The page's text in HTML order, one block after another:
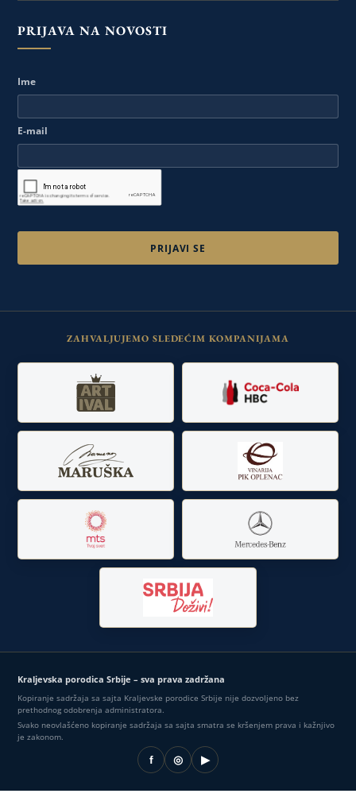
PRIJAVA NA NOVOSTI
Ime
E-mail
ZAHVALJUJEMO SLEDEĆIM KOMPANIJAMA
Kraljevska porodica Srbije – sva prava zadržana
Kopiranje sadržaja sa sajta Kraljevske porodice Srbije nije dozvoljeno bez
prethodnog odobrenja administratora.
Svako neovlašćeno kopiranje sadržaja sa sajta smatra se kršenjem prava i kažnjivo
je zakonom.
f ◎ ▶